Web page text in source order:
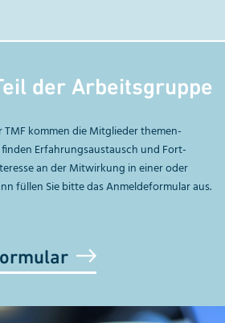
der Arbeitsgruppe
kommen die Mitglieder themen­
finden Erfahrungsaustausch und Fort­
an der Mit­wirkung in einer oder
füllen Sie bitte das Anmeldeformular aus.